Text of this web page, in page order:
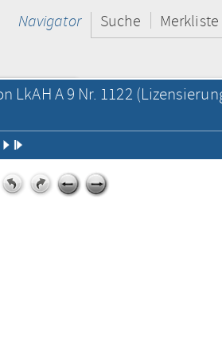
Navigator Suche Merkliste
LkAH A 9 Nr. 1122